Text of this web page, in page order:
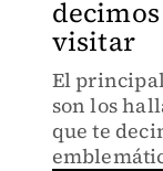
visitar
El
son los
que te